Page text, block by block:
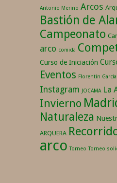
Antonio Merino Arcos
Bastión de
Campeonato
arco comida
Curso de Iniciación
Eventos Florentín García
Instagram JOCAMA La
Invierno
Naturaleza
ARQUERA
arco Torneo Torneo